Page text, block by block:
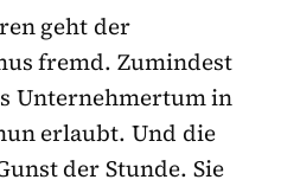
geht der
fremd. Zumindest
Unternehmertum in
erlaubt. Und die
der Stunde. Sie